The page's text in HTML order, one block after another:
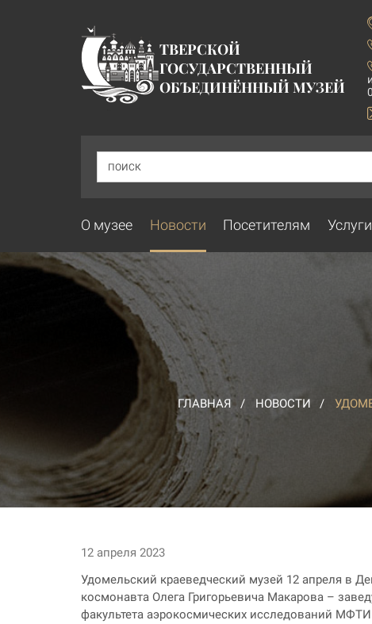
ТВЕРСКОЙ
ГОСУДАРСТВЕННЫЙ
ОБЪЕДИНЁННЫЙ МУЗЕЙ
ПОИСК
О музее Новости Посетителям Услуги
ГЛАВНАЯ НОВОСТИ
12 апреля 2023
Удомельский краеведческий музей 12 апреля в
космонавта Олега Григорьевича Макарова –
факультета аэрокосмических исследований